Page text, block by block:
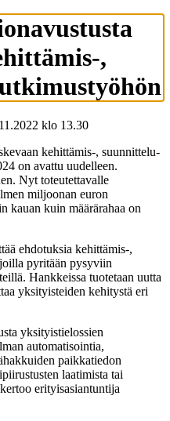
,
klo 13.30
kehittämis-, suunnittelu-
on avattu uudelleen.
Nyt toteutettavalle
miljoonan euron
kauan kuin määrärahaa on
ehdotuksia kehittämis-,
pyritään pysyviin
Hankkeissa tuotetaan uutta
yksityisteiden kehitystä eri
yksityistielossien
automatisointia,
paikkatiedon
laatimista tai
erityisasiantuntija